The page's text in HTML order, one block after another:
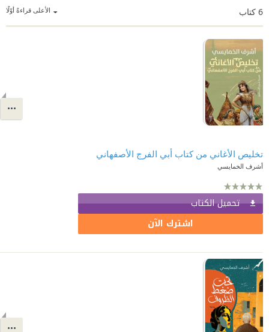
الأعلى قراءةً أوّلًا 6 كتاب
تخليص الأغاني من كتاب أبي الفرج الأصفهاني
أشرف الخمايسي
تحميل الكتاب
اشترك الآن